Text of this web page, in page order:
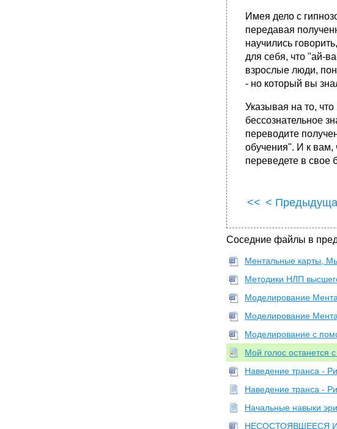
Имея дело с
передавая
научились
для себя, что "ай-
взрослые люди,
- но который вы
Указывая на то,
бессознательное
переводите
обучения". И к вам,
переведете в свое
<< <
Соседние файлы в
Ментальные карты,
Методики НЛП
Моделирование
Моделирование
Моделирование с
Мой голос останется
Наведение транса -
Наведение транса -
Начальные навыки
НЕСОСТОЯВШЕЕСЯ